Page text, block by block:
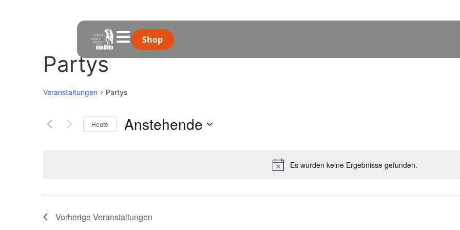
Shop
Hinweis
Es wurden keine Ergebnisse gefunden.
Partys
Veranstaltungen Partys
Heute Anstehende
ofVorherigeVeranstaltungen